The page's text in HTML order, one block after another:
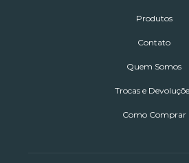
Produtos
Contato
Quem Somos
Trocas e
Como Comprar